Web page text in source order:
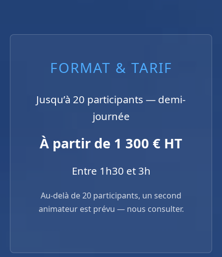
FORMAT & TARIF
Jusqu’à 20 participants — demi-
journée
À partir de 1 300 € HT
Entre 1h30 et 3h
Au-delà de 20 participants, un second
animateur est prévu — nous consulter.